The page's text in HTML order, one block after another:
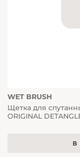
WET BRUSH
Щетка для
ORIGINAL
В